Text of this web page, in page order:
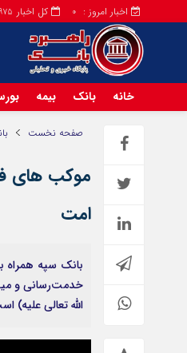
کل اخبار اخبار امروز : 0
خانه بانک بیمه
صفحه نخست
موکب های
امت
خدمت‌رسانی و
الله تعالی علیه)